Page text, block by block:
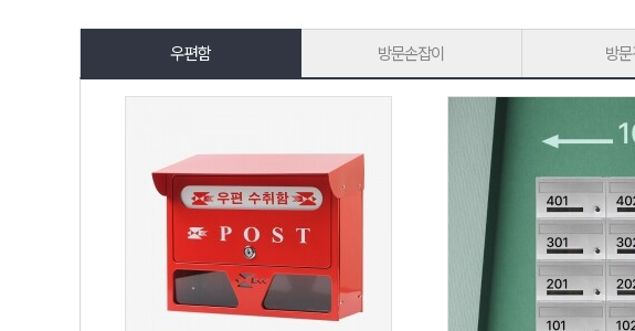
우편함 방문손잡이 방